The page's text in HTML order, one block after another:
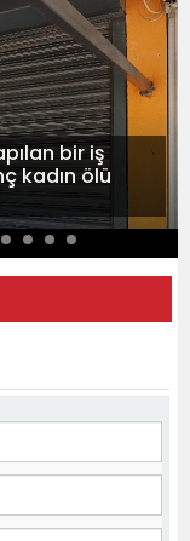
bir iş
kadın ölü